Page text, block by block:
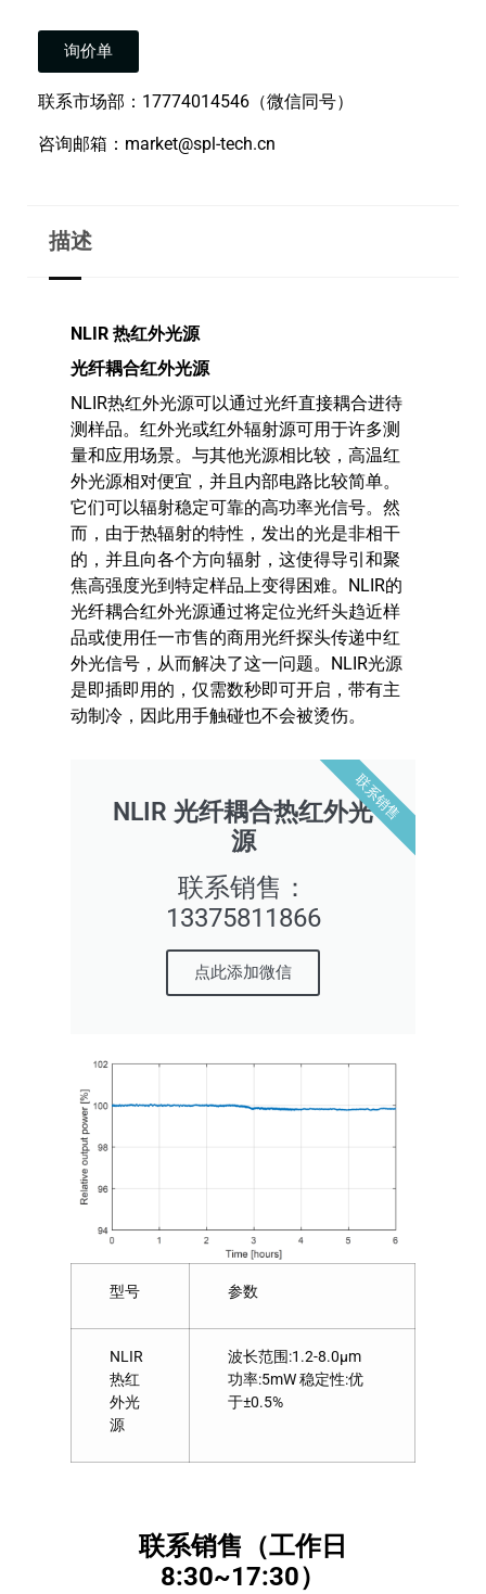
询价单
联系市场部：17774014546（微信同号）
咨询邮箱：market@spl-tech.cn
描述
NLIR 热红外光源
光纤耦合红外光源
NLIR热红外光源可以通过光纤直接耦合进待
测样品。红外光或红外辐射源可用于许多测
量和应用场景。与其他光源相比较，高温红
外光源相对便宜，并且内部电路比较简单。
它们可以辐射稳定可靠的高功率光信号。然
而，由于热辐射的特性，发出的光是非相干
的，并且向各个方向辐射，这使得导引和聚
焦高强度光到特定样品上变得困难。NLIR的
光纤耦合红外光源通过将定位光纤头趋近样
品或使用任一市售的商用光纤探头传递中红
外光信号，从而解决了这一问题。NLIR光源
是即插即用的，仅需数秒即可开启，带有主
动制冷，因此用手触碰也不会被烫伤。
NLIR 光纤耦合热红外光
源
联系销售：
13375811866
点此添加微信
联系销售
型号 参数
NLIR
热红
外光
源
波长范围:1.2-8.0μm
功率:5mW 稳定性:优
于±0.5%
联系销售（工作日
8:30~17:30）